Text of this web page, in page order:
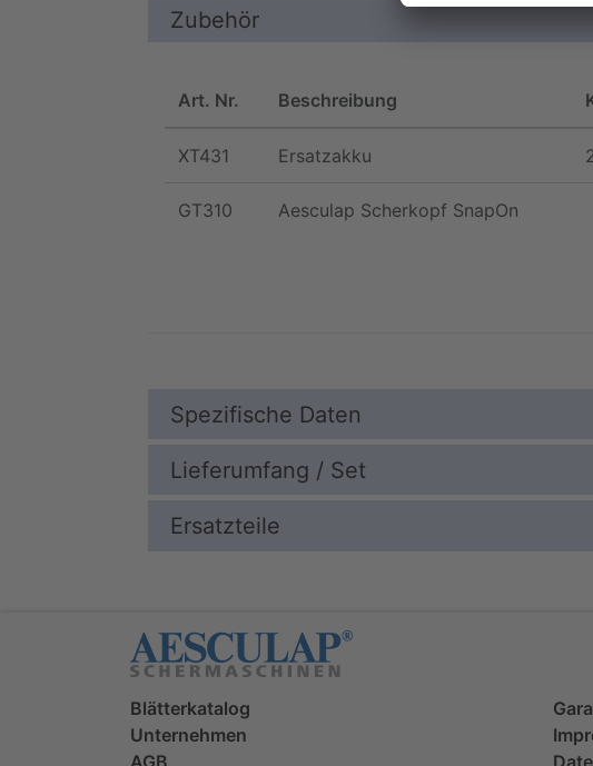
Zubehör
Art. Nr. Beschreibung
XT431 Ersatzakku
GT310 Aesculap Scherkopf SnapOn
Spezifische Daten
Lieferumfang / Set
Ersatzteile
Blätterkatalog
Unternehmen
AGB